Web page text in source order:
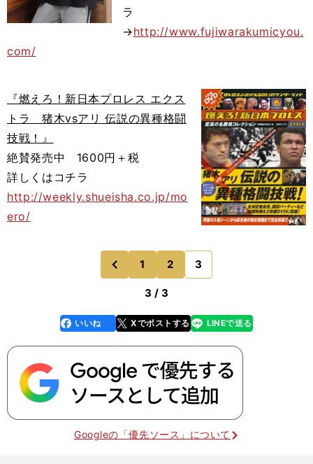
ラ
→http://www.fujiwarakumicyou.
com/
『燃えろ！新日本プロレス エクス
トラ 猪木vsアリ 伝説の異種格闘
技戦！』
絶賛発売中 1600円＋税
詳しくはコチラ
http://weekly.shueisha.co.jp/mo
ero/
前
のページへ
1 2 3
3 / 3
faceboo
k
いいね Xでポストする
line LINEで送る
Googleの「優先ソース」について